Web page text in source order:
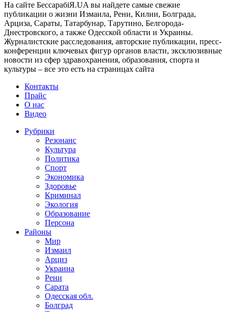
На сайте БессарабіЯ.UA вы найдете самые свежие
публикации о жизни Измаила, Рени, Килии, Болграда,
Арциза, Сараты, Татарбунар, Тарутино, Белгорода-
Днестровского, а также Одесской области и Украины.
Журналистские расследования, авторские публикации, пресс-
конференции ключевых фигур органов власти, эксклюзивные
новости из сфер здравохранения, образования, спорта и
культуры – все это есть на страницах сайта
Контакты
Прайс
О нас
Видео
Рубрики
Резонанс
Культура
Политика
Спорт
Экономика
Здоровье
Криминал
Экология
Образование
Персона
Районы
Мир
Измаил
Арциз
Украина
Рени
Сарата
Одесская обл.
Болград